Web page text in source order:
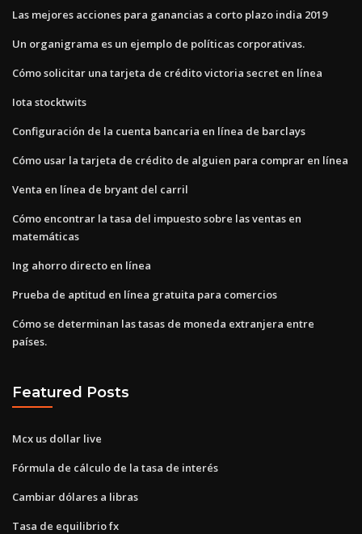
Las mejores acciones para ganancias a corto plazo india 2019
Un organigrama es un ejemplo de políticas corporativas.
Cómo solicitar una tarjeta de crédito victoria secret en línea
Iota stocktwits
Configuración de la cuenta bancaria en línea de barclays
Cómo usar la tarjeta de crédito de alguien para comprar en línea
Venta en línea de bryant del carril
Cómo encontrar la tasa del impuesto sobre las ventas en
matemáticas
Ing ahorro directo en línea
Prueba de aptitud en línea gratuita para comercios
Cómo se determinan las tasas de moneda extranjera entre
países.
Featured Posts
Mcx us dollar live
Fórmula de cálculo de la tasa de interés
Cambiar dólares a libras
Tasa de equilibrio fx